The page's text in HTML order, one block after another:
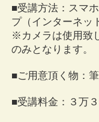
■受講方法：スマ
プ（インターネッ
​※カメラは使用致
のみとなります。
■ご用意頂く物：
​■受講料金：３万３